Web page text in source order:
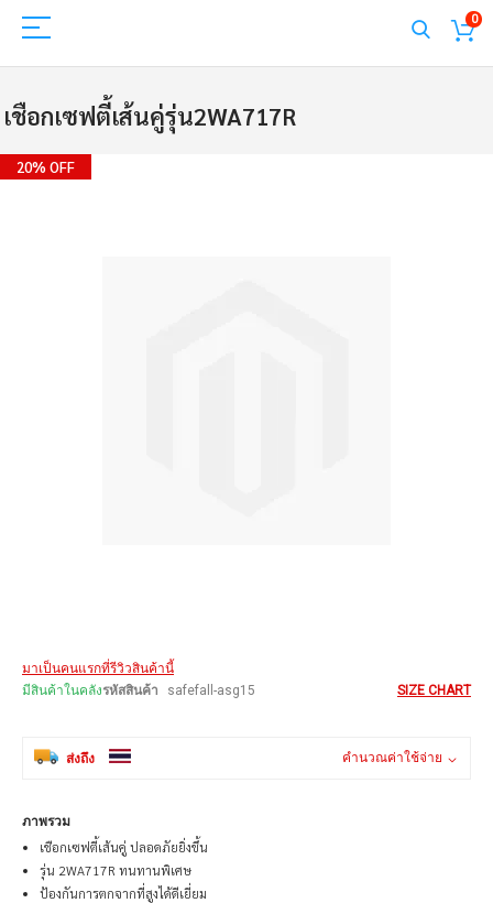
0
เชือกเซฟตี้เส้นคู่รุ่น2WA717R
Skip
to
20% OFF
images
มาเป็นคนแรกที่รีวิวสินค้านี้
มีสินค้าในคลังรหัสสินค้า safefall-asg15 SIZE CHART
ส่งถึง คำนวณค่าใช้จ่าย
ภาพรวม
เชือกเซฟตี้เส้นคู่ ปลอดภัยยิ่งขึ้น
รุ่น 2WA717R ทนทานพิเศษ
ป้องกันการตกจากที่สูงได้ดีเยี่ยม